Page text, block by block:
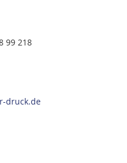
99 218
druck.de